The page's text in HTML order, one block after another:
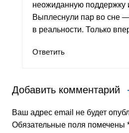
неожиданную поддержку
Выплеснули пар во сне
в реальности. Только
Ответить
Добавить комментарий
Ваш адрес email не будет
Обязательные поля помечены